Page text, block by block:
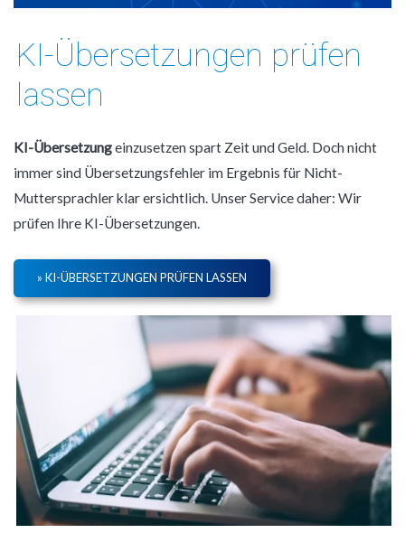
KI-Übersetzungen prüfen
lassen
KI-Übersetzungeinzusetzen spart Zeit und Geld. Doch nicht
immer sind Übersetzungsfehler im Ergebnis für Nicht-
Muttersprachler klar ersichtlich. Unser Service daher: Wir
prüfen Ihre KI-Übersetzungen.
» KI-ÜBERSETZUNGEN PRÜFEN LASSEN